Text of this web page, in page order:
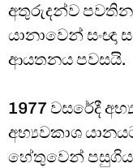
අතුරුදන්ව පවතින
යානාවෙන් සංඥා
ආයතනය පවසයි.
1977 වසරේදී
අභ්‍යවකාශ
හේතුවෙන්